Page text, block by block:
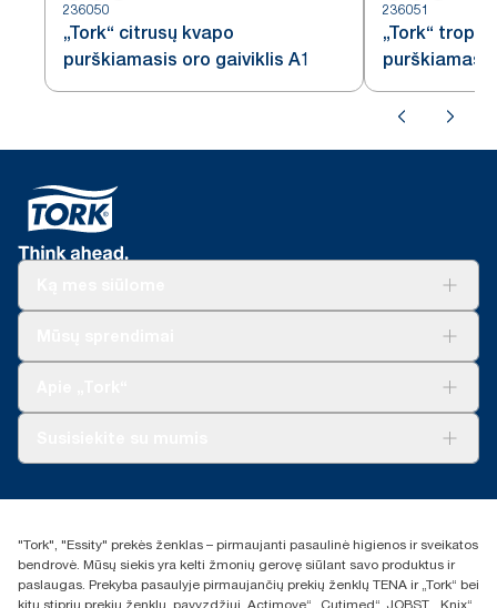
236050
„Tork“ citrusų kvapo
purškiamasis oro gaiviklis A1
236051
„Tork“
+370 5 268 3455
UAB Essity Lithuania
Naugarduko g. 98
LT-03160 Vilnius, Lietuva
"Tork", "Essity" prekės ženklas – pirmaujanti pasaulinė higienos ir sveikatos
bendrovė. Mūsų siekis yra kelti žmonių gerovę siūlant savo produktus ir
paslaugas. Prekyba pasaulyje pirmaujančių prekių ženklų TENA ir „Tork“ bei
kitų stiprių prekių ženklų, pavyzdžiui, Actimove“ „Cutimed“, JOBST, „Knix“,